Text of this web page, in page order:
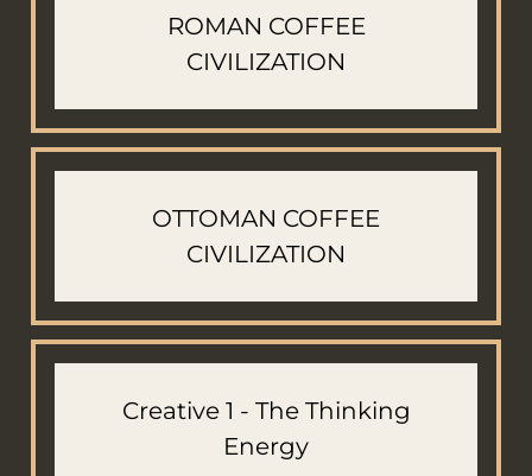
ROMAN COFFEE
CIVILIZATION
OTTOMAN COFFEE
CIVILIZATION
Creative 1 - The Thinking
Energy